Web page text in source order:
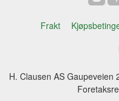
Frakt
H. Clausen AS Gaupeveien